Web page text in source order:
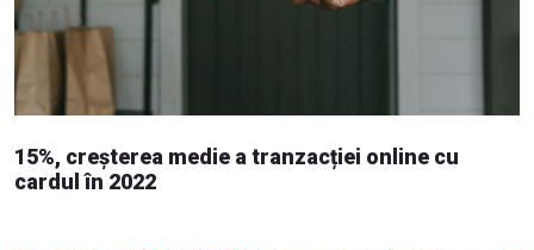
15%, creșterea medie a tranzacției online cu
cardul în 2022